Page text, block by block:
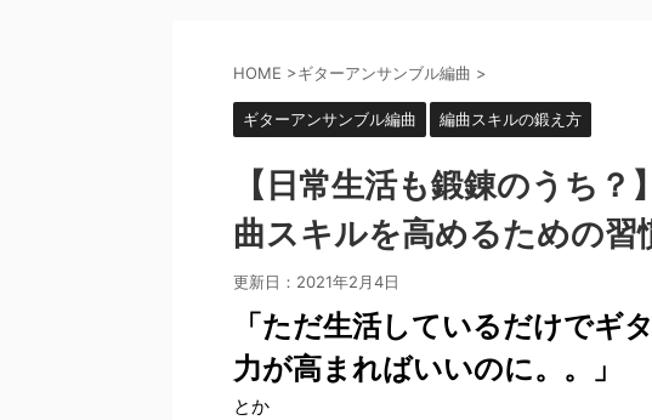
HOME >ギターアンサンブル編曲 >
ギターアンサンブル編曲 編曲スキルの鍛え方
【日常生活も鍛錬のうち
曲スキルを高めるための習
更新日： 2021年2月4日
「ただ生活しているだけでギ
力が高まればいいのに。。」
とか